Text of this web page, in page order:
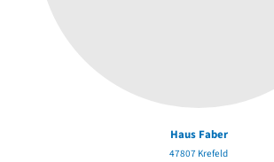
Haus Faber
47807 Krefeld